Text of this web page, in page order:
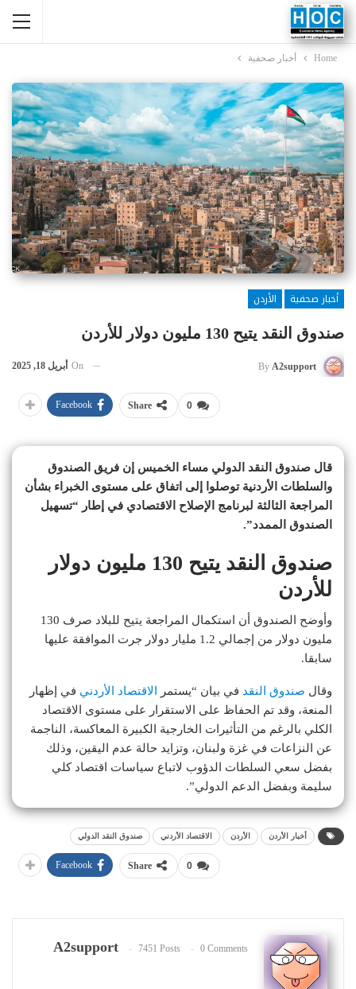
Home أخبار صحفية
أخبار صحفية
الأردن
صندوق النقد يتيح 130 مليون دولار للأردن
By A2support
On أبريل 18, 2025
0
Share
Facebook
قال صندوق النقد الدولي مساء الخميس إن فريق الصندوق
والسلطات الأردنية توصلوا إلى اتفاق على مستوى الخبراء بشأن
المراجعة الثالثة لبرنامج الإصلاح الاقتصادي في إطار “تسهيل
الصندوق الممدد”.
صندوق النقد يتيح 130 مليون دولار
للأردن
وأوضح الصندوق أن استكمال المراجعة يتيح للبلاد صرف 130
مليون دولار من إجمالي 1.2 مليار دولار جرت الموافقة عليها
سابقا.
وقال صندوق النقد في بيان “يستمر الاقتصاد الأردني في إظهار
المنعة، وقد تم الحفاظ على الاستقرار على مستوى الاقتصاد
الكلي بالرغم من التأثيرات الخارجية الكبيرة المعاكسة، الناجمة
عن النزاعات في غزة ولبنان، وتزايد حالة عدم اليقين، وذلك
بفضل سعي السلطات الدؤوب لاتباع سياسات اقتصاد كلي
سليمة وبفضل الدعم الدولي”.
أخبار الأردن الأردن الاقتصاد الأردني صندوق النقد الدولي
0
Share
Facebook
A2support 7451 Posts 0 Comments